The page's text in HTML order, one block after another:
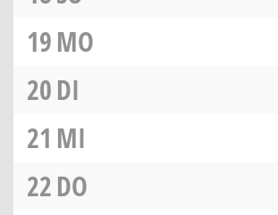
19MO
20DI
21 MI
22DO